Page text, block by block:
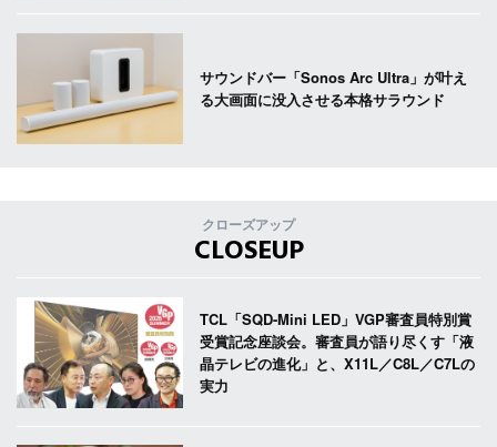
サウンドバー「Sonos Arc Ultra」が叶え
る大画面に没入させる本格サラウンド
クローズアップ
CLOSEUP
TCL「SQD-Mini LED」VGP審査員特別賞
受賞記念座談会。審査員が語り尽くす「液
晶テレビの進化」と、X11L／C8L／C7Lの
実力